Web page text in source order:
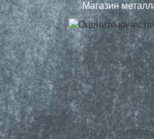
Магазин